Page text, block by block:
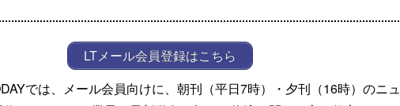
LTメール会員登録はこちら
では、メール会員向けに、朝刊（平日7時）・夕刊（16時）のニュ